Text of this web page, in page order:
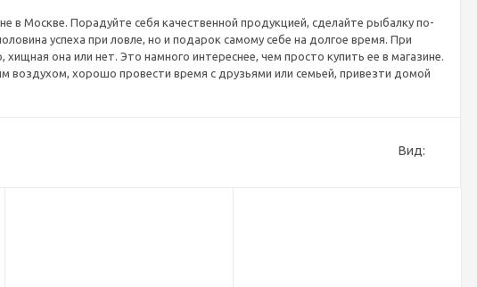
в Москве. Порадуйте себя качественной продукцией, сделайте рыбалку по-
успеха при ловле, но и подарок самому себе на долгое время. При
она или нет. Это намного интереснее, чем просто купить ее в магазине.
хорошо провести время с друзьями или семьей, привезти домой
Вид: